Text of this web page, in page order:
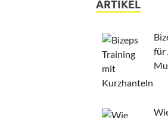
ARTIKEL
für